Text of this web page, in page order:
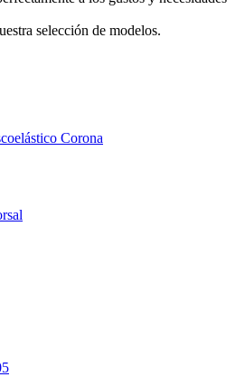
selección de modelos.